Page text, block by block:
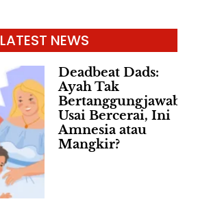
LATEST NEWS
Deadbeat Dads:
Ayah Tak
Bertanggungjawab
Usai Bercerai, Ini
Amnesia atau
Mangkir?